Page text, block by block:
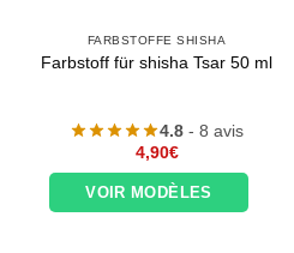
FARBSTOFFE SHISHA
Farbstoff für shisha Tsar 50 ml
4.8 - 8 avis
4,90€
VOIR MODÈLES